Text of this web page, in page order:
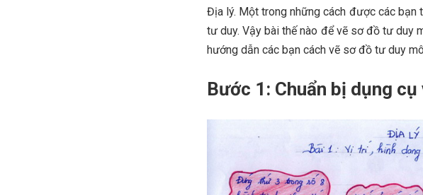
Địa lý. Một trong những cách được các bạn
tư duy. Vậy bài thế nào để vẽ sơ đồ tư duy
hướng dẫn các bạn cách vẽ sơ đồ tư duy
Bước 1: Chuẩn bị dụng